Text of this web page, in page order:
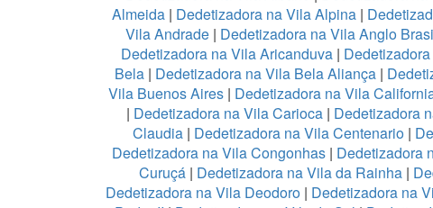
Almeida | Dedetizadora na Vila Alpina |
Vila Andrade | Dedetizadora na Vila Anglo
Dedetizadora na Vila Aricanduva |
Bela| Dedetizadora na Vila Bela Aliança|
Vila Buenos Aires | Dedetizadora na Vila
| Dedetizadora na Vila Carioca| Dedetizadora
Claudia| Dedetizadora na Vila Centenario|
Dedetizadora na Vila Congonhas| Dedetizadora
Curuçá | Dedetizadora na Vila da Rainha |
Dedetizadora na Vila Deodoro | Dedetizadora na